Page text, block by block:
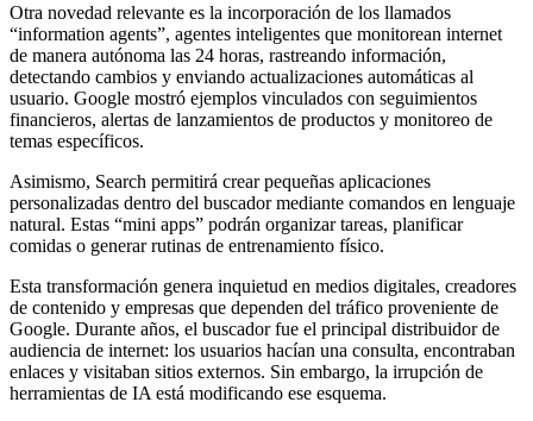
Otra novedad relevante es la incorporación de los llamados
“information agents”, agentes inteligentes que monitorean internet
de manera autónoma las 24 horas, rastreando información,
detectando cambios y enviando actualizaciones automáticas al
usuario. Google mostró ejemplos vinculados con seguimientos
financieros, alertas de lanzamientos de productos y monitoreo de
temas específicos.
Asimismo, Search permitirá crear pequeñas aplicaciones
personalizadas dentro del buscador mediante comandos en lenguaje
natural. Estas “mini apps” podrán organizar tareas, planificar
comidas o generar rutinas de entrenamiento físico.
Esta transformación genera inquietud en medios digitales, creadores
de contenido y empresas que dependen del tráfico proveniente de
Google. Durante años, el buscador fue el principal distribuidor de
audiencia de internet: los usuarios hacían una consulta, encontraban
enlaces y visitaban sitios externos. Sin embargo, la irrupción de
herramientas de IA está modificando ese esquema.